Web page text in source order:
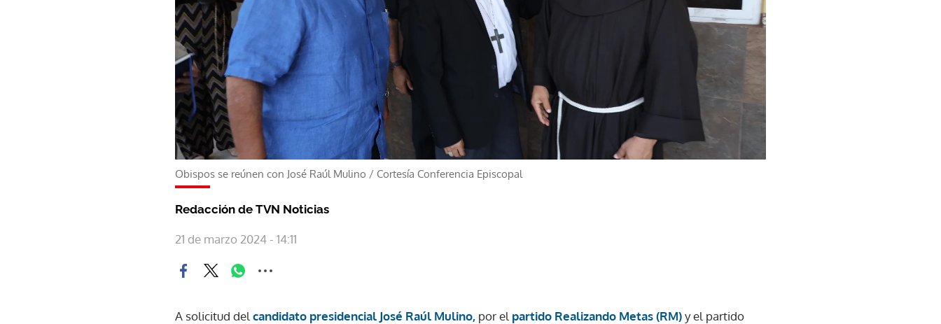
Obispos se reúnen con José Raúl Mulino / Cortesía Conferencia Episcopal
Redacción de TVN Noticias
21 de marzo 2024 - 14:11
A solicitud del candidato presidencial José Raúl Mulino, por el partido Realizando Metas (RM)y el partido